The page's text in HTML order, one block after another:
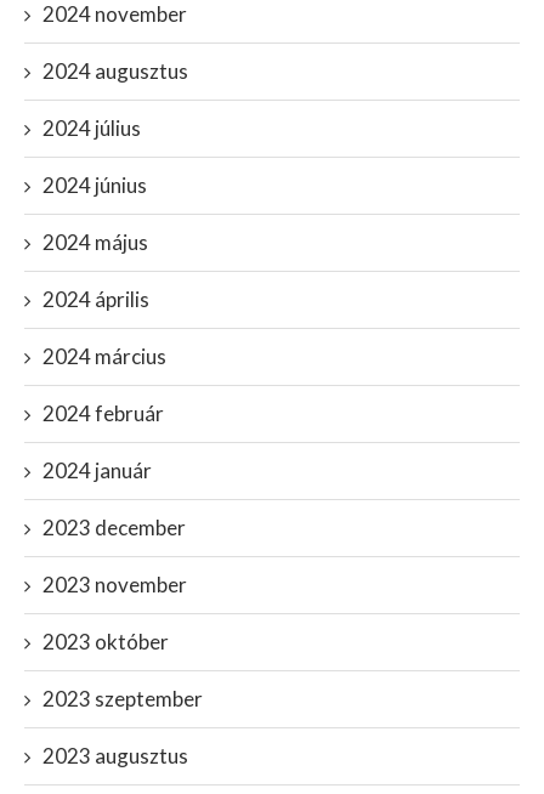
2024 november
2024 augusztus
2024 július
2024 június
2024 május
2024 április
2024 március
2024 február
2024 január
2023 december
2023 november
2023 október
2023 szeptember
2023 augusztus